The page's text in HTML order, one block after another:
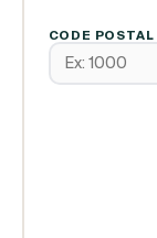
CODE POSTAL